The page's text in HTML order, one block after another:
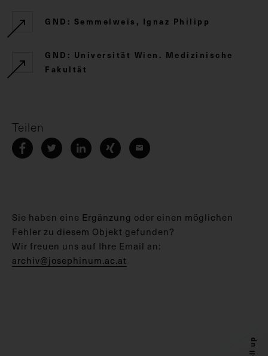
GND: Semmelweis, Ignaz Philipp
GND: Universität Wien. Medizinische
Fakultät
Teilen
Sie haben eine Ergänzung oder einen möglichen
Fehler zu diesem Objekt gefunden?
Wir freuen uns auf Ihre Email an:
archiv@josephinum.ac.at